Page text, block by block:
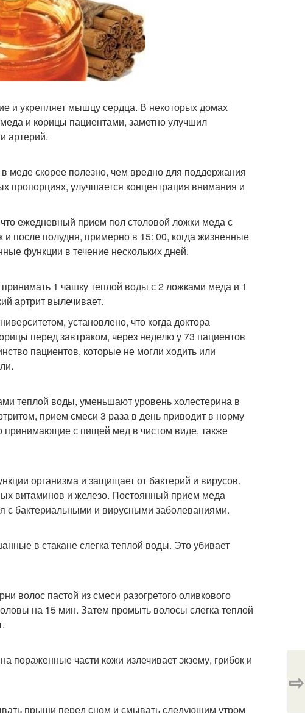
и укрепляет мышцу сердца. В некоторых домах
и корицы пациентами, заметно улучшил
артерий.
меде скорее полезно, чем вредно для поддержания
улучшается концентрация внимания и
ежедневный прием пол столовой ложки меда с
после полудня, примерно в 15: 00, когда жизненные
функции в течение нескольких дней.
1 чашку теплой воды с 2 ложками меда и 1
артрит вылечивает.
установлено, что когда доктора
перед завтраком, через неделю у 73 пациентов
пациентов, которые не могли ходить или
теплой воды, уменьшают уровень холестерина в
прием смеси 3 раза в день приводит в норму
принимающие с пищей мед в чистом виде, также
организма и защищает от бактерий и вирусов.
витаминов и железо. Постоянный прием меда
с бактериальными и вирусными заболеваниями.
в стакане слегка теплой воды. Это убивает
волос пастой из смеси разогретого оливкового
на 15 мин. Затем промыть волосы слегка теплой
пораженные части кожи излечивает экзему, грибок и
прыщи перед сном и смывать следующим утром
⇨